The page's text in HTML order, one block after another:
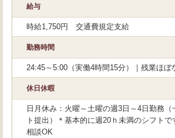
給与
時給1,750円 交通費規定支給
勤務時間
24:45～5:00（実働4時間15分）｜残業ほぼ
休日休暇
日月休み：火曜～土曜の週3日～4日勤務（
ト提出）＊基本的に週20ｈ未満のシフトで
相談OK